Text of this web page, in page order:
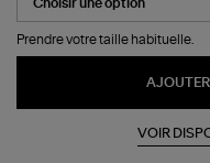
Prendre votre taille habituelle.
VOIR